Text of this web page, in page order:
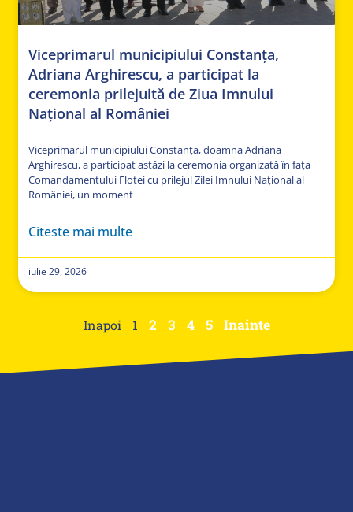
Viceprimarul municipiului Constanța,
Adriana Arghirescu, a participat la
ceremonia prilejuită de Ziua Imnului
Național al României
Viceprimarul municipiului Constanța, doamna Adriana
Arghirescu, a participat astăzi la ceremonia organizată în fața
Comandamentului Flotei cu prilejul Zilei Imnului Național al
României, un moment
Citeste mai multe
iulie 29, 2026
Inapoi 1 2 3 4 5 Inainte